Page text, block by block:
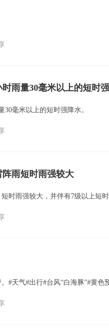
雨量30毫米以上的短时
毫米以上的短时强降水。
雨短时雨强较大
时雨强较大，并伴有7级以上短时
#天气#出行#台风“白海豚”#黄色